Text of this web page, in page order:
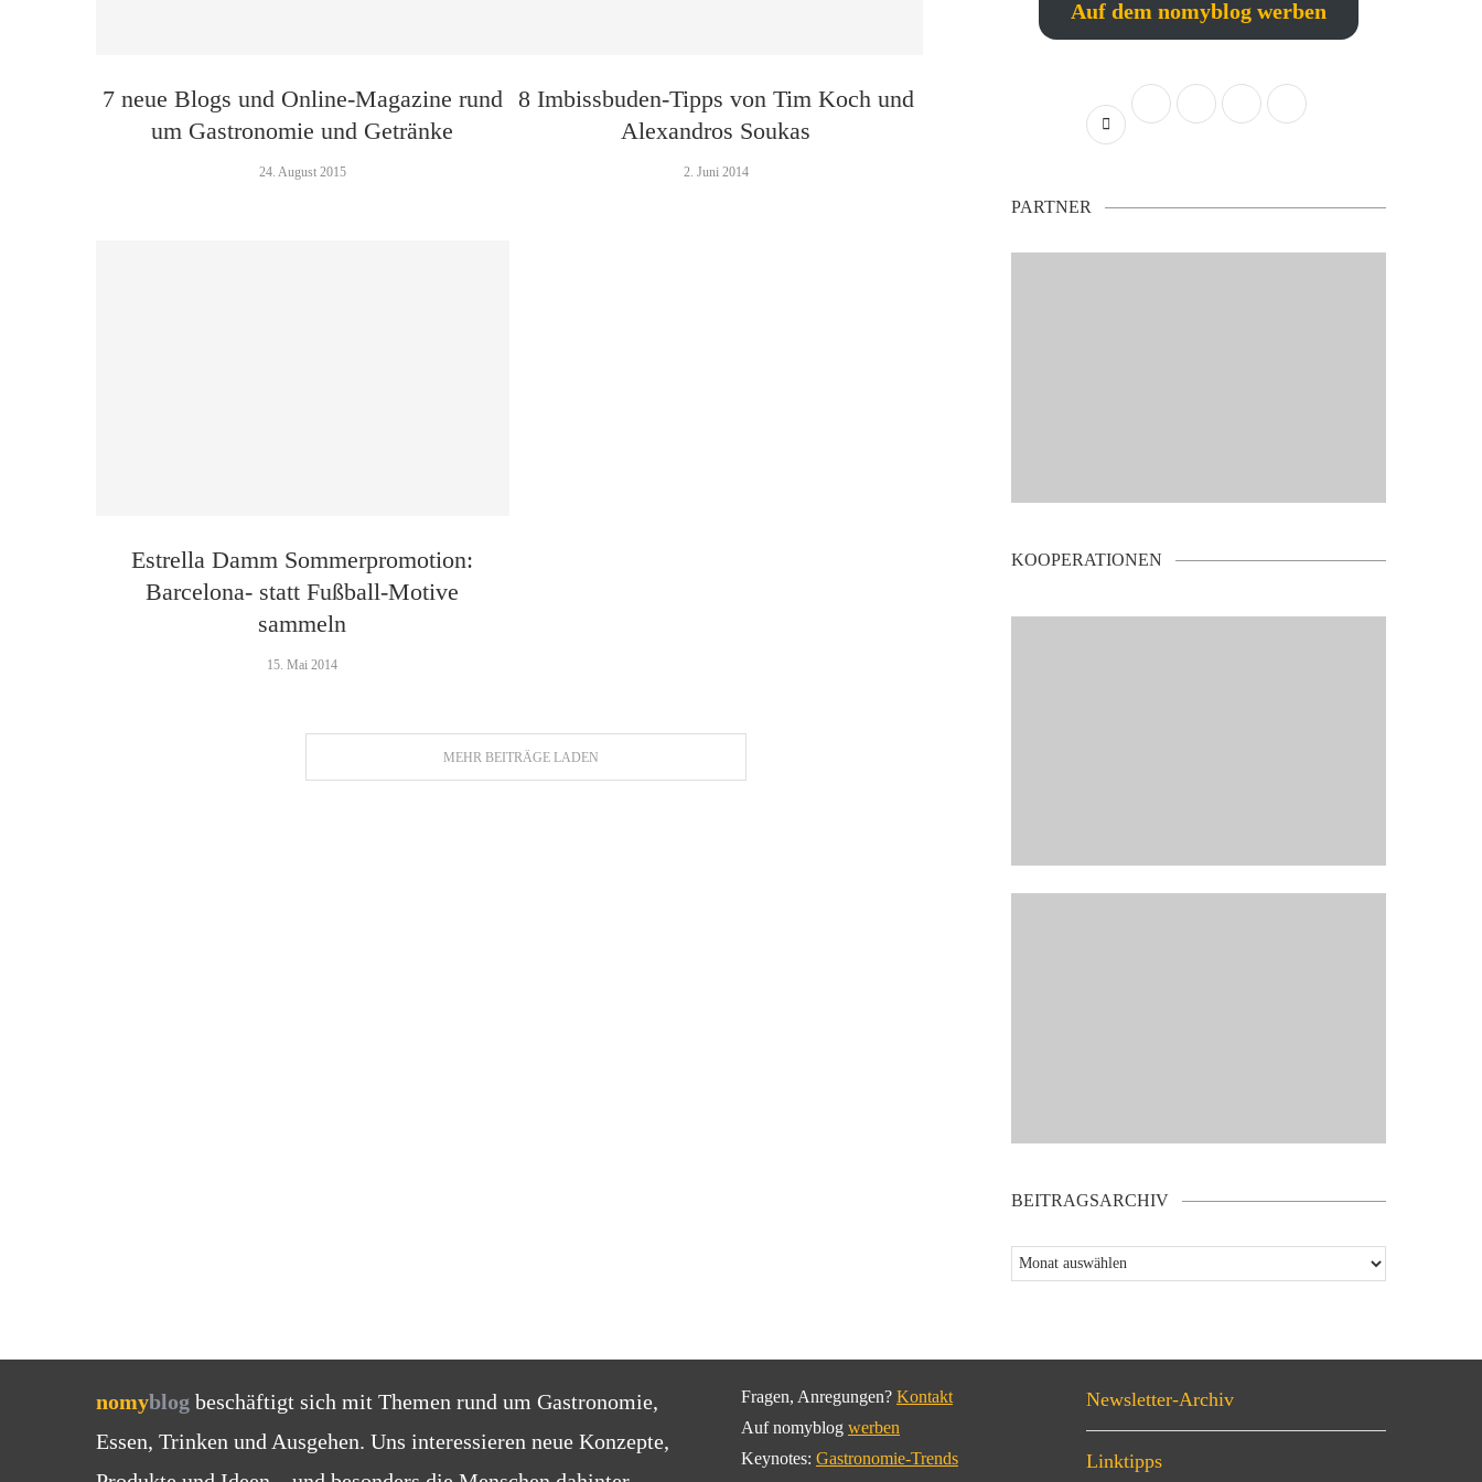
7 neue Blogs und Online-Magazine rund
um Gastronomie und Getränke
24. August 2015
8 Imbissbuden-Tipps von Tim Koch und
Alexandros Soukas
2. Juni 2014
Estrella Damm Sommerpromotion:
Barcelona- statt Fußball-Motive
sammeln
15. Mai 2014
MEHR BEITRÄGE LADEN
Auf dem nomyblog werben
PARTNER
KOOPERATIONEN
BEITRAGSARCHIV
nomyblog beschäftigt sich mit Themen rund um Gastronomie,
Essen, Trinken und Ausgehen. Uns interessieren neue Konzepte,
Fragen, Anregungen? Kontakt
Auf nomyblog werben
Keynotes: Gastronomie-Trends
Newsletter-Archiv
Linktipps